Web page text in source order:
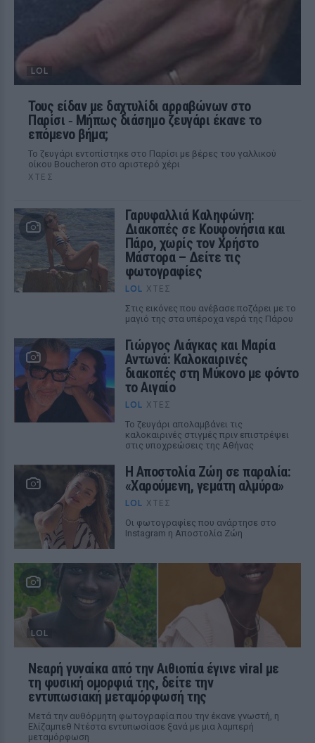
LOL
Τους είδαν με δαχτυλίδι αρραβώνων στο
Παρίσι ‑ Μήπως διάσημο ζευγάρι έκανε το
επόμενο βήμα;
Το ζευγάρι εντοπίστηκε στο Παρίσι με βέρες του γαλλικού
οίκου Boucheron στο αριστερό χέρι
ΧΤΕΣ
Γαρυφαλλιά Καληφώνη:
Διακοπές σε Κουφονήσια και
Πάρο, χωρίς τον Χρήστο
Μάστορα – Δείτε τις
φωτογραφίες
LOL ΧΤΕΣ
Στις εικόνες που ανέβασε ποζάρει με το
μαγιό της στα υπέροχα νερά της Πάρου
Γιώργος Λιάγκας και Μαρία
Αντωνά: Καλοκαιρινές
διακοπές στη Μύκονο με φόντο
το Αιγαίο
LOL ΧΤΕΣ
Το ζευγάρι απολαμβάνει τις
καλοκαιρινές στιγμές πριν επιστρέψει
στις υποχρεώσεις της Αθήνας
Η Αποστολία Ζώη σε παραλία:
«Χαρούμενη, γεμάτη αλμύρα»
LOL ΧΤΕΣ
Οι φωτογραφίες που ανάρτησε στο
Instagram η Αποστολία Ζώη
LOL
Νεαρή γυναίκα από την Αιθιοπία έγινε viral με
τη φυσική ομορφιά της, δείτε την
εντυπωσιακή μεταμόρφωσή της
Μετά την αυθόρμητη φωτογραφία που την έκανε γνωστή, η
Ελίζαμπεθ Ντέστα εντυπωσίασε ξανά με μια λαμπερή
μεταμόρφωση